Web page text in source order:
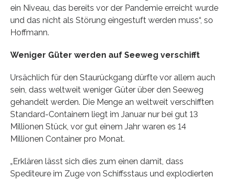
ein Niveau, das bereits vor der Pandemie erreicht wurde
und das nicht als Störung eingestuft werden muss“, so
Hoffmann.
Weniger Güter werden auf Seeweg verschifft
Ursächlich für den Staurückgang dürfte vor allem auch
sein, dass weltweit weniger Güter über den Seeweg
gehandelt werden. Die Menge an weltweit verschifften
Standard-Containern liegt im Januar nur bei gut 13
Millionen Stück, vor gut einem Jahr waren es 14
Millionen Container pro Monat.
„Erklären lässt sich dies zum einen damit, dass
Spediteure im Zuge von Schiffsstaus und explodierten